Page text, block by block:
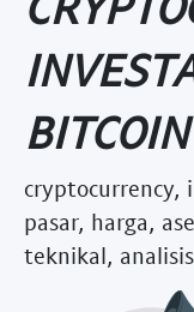
cryptocurrency,
pasar, harga,
teknikal,